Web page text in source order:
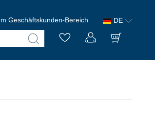
Geschäftskunden-Bereich DE